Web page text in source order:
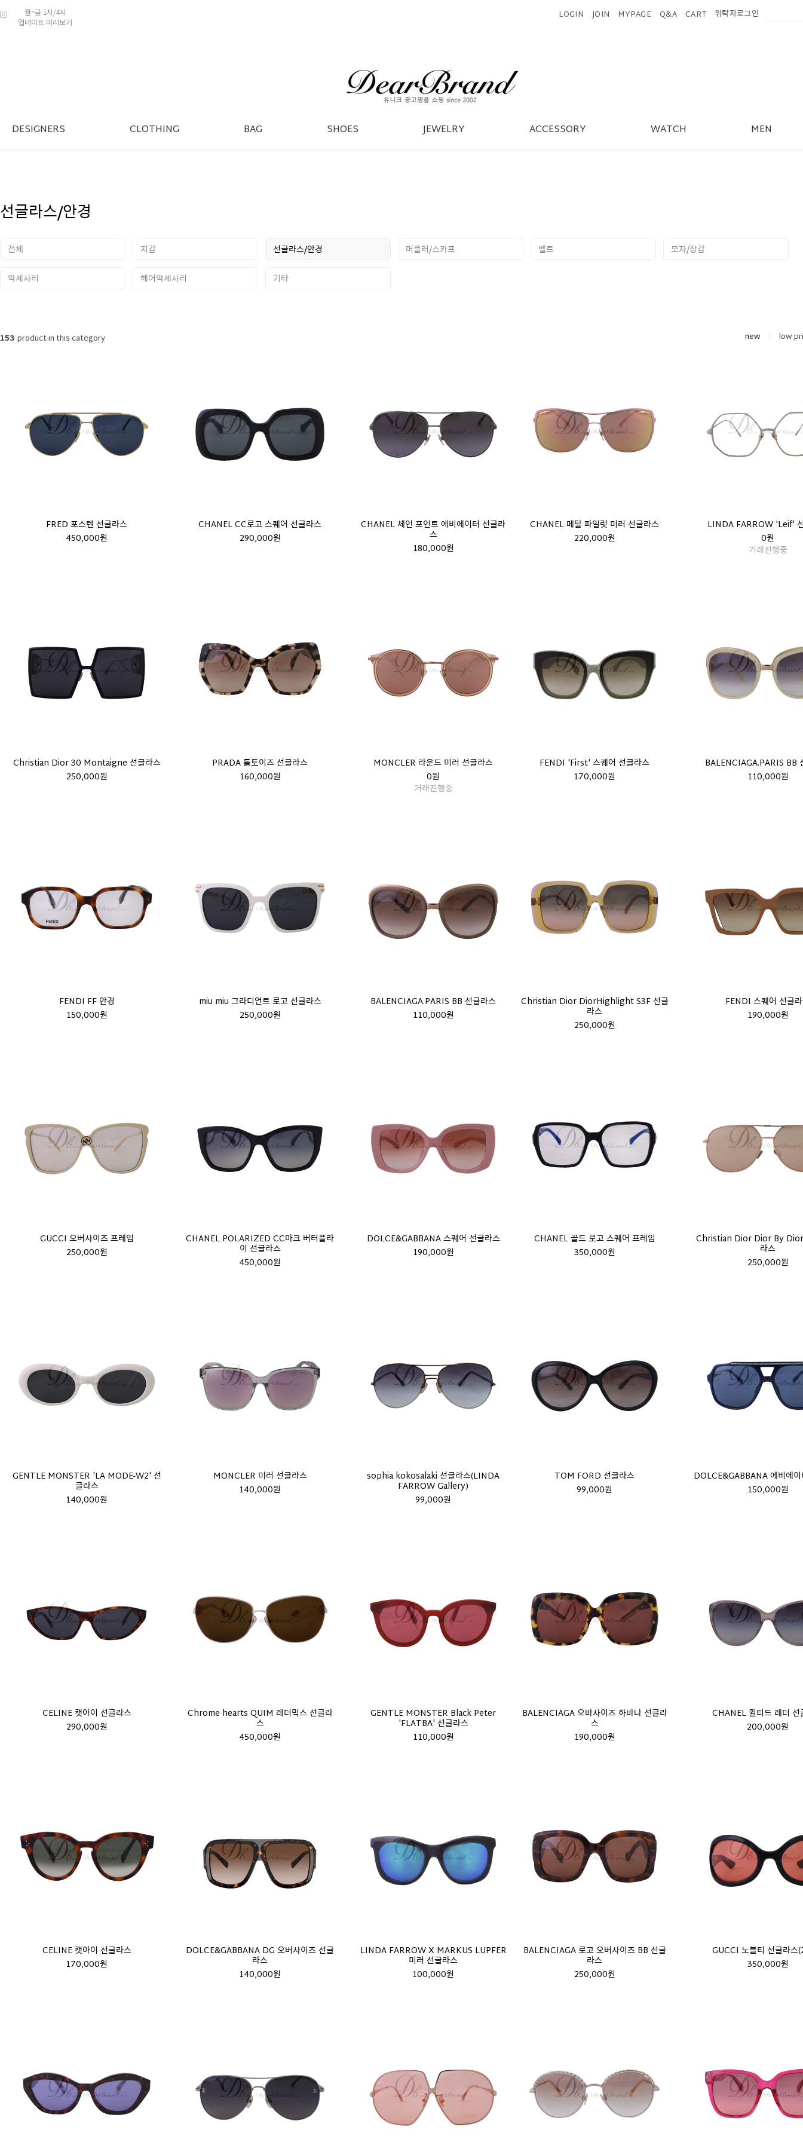
월~금 1시/4시
업데이트 미리보기
LOGIN JOIN MYPAGE Q&A CART 위탁자로그인
DESIGNERS CLOTHING BAG SHOES JEWELRY ACCESSORY WATCH MEN
선글라스/안경
전체 지갑 선글라스/안경 머플러/스카프 벨트
모자/장갑
악세사리
헤어악세사리 기타
153 product in this category new low
FRED 포스텐 선글라스
450,000원
CHANEL CC로고 스퀘어 선글라스
290,000원
CHANEL 체인 포인트 에비에이터 선글라
스
180,000원
CHANEL 메탈 파일럿 미러 선글라스
220,000원
LINDA FARROW 'Leif'
0원
거래진행중
Christian Dior 30 Montaigne 선글라스
250,000원
PRADA 톨토이즈 선글라스
160,000원
MONCLER 라운드 미러 선글라스
0원
거래진행중
FENDI 'First' 스퀘어 선글라스
170,000원
BALENCIAGA.PARIS BB
110,000원
FENDI FF 안경
150,000원
miu miu 그라디언트 로고 선글라스
250,000원
BALENCIAGA.PARIS BB 선글라스
110,000원
Christian Dior DiorHighlight S3F 선글
라스
250,000원
FENDI 스퀘어 선글
190,000원
GUCCI 오버사이즈 프레임
250,000원
CHANEL POLARIZED CC마크 버터플라
이 선글라스
450,000원
DOLCE&GABBANA 스퀘어 선글라스
190,000원
CHANEL 골드 로고 스퀘어 프레임
350,000원
Christian Dior Dior By Dior
라스
250,000원
GENTLE MONSTER 'LA MODE-W2' 선
글라스
140,000원
MONCLER 미러 선글라스
140,000원
sophia kokosalaki 선글라스(LINDA
FARROW Gallery)
99,000원
TOM FORD 선글라스
99,000원
DOLCE&GABBANA 에비에
150,000원
CELINE 캣아이 선글라스
290,000원
Chrome hearts QUIM 레더믹스 선글라
스
450,000원
GENTLE MONSTER Black Peter
'FLATBA' 선글라스
110,000원
BALENCIAGA 오바사이즈 하바나 선글라
스
190,000원
CHANEL 퀼티드 레더 선
200,000원
CELINE 캣아이 선글라스
170,000원
DOLCE&GABBANA DG 오버사이즈 선글
라스
140,000원
LINDA FARROW X MARKUS LUPFER
미러 선글라스
100,000원
BALENCIAGA 로고 오버사이즈 BB 선글
라스
250,000원
GUCCI 노블티 선글라
350,000원